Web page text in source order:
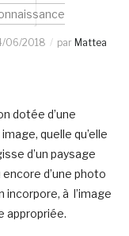
06/2018 par Mattea
dotée d’une
quelle qu’elle
d’un paysage
d’une photo
incorpore, à l’image
appropriée.